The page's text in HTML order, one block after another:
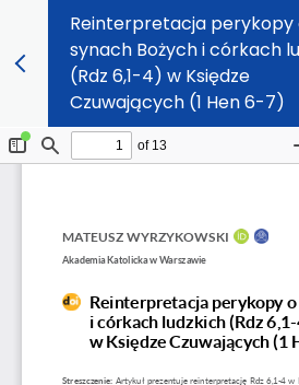
Reinterpretacja perykopy
synach Bożych i córkach
(Rdz 6,1-4) w Księdze
Czuwających (1 Hen 6-7)